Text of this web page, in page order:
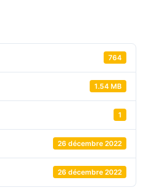
764
1.54 MB
1
26 décembre 2022
26 décembre 2022